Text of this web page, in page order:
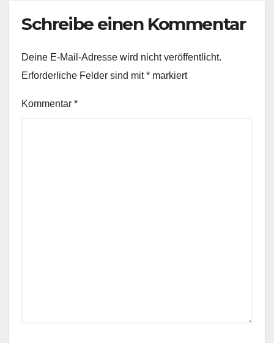
Schreibe einen Kommentar
Deine E-Mail-Adresse wird nicht veröffentlicht.
Erforderliche Felder sind mit* markiert
Kommentar *